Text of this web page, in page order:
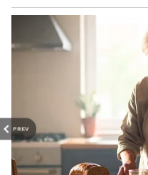
PREV